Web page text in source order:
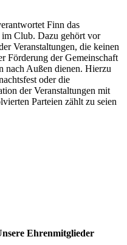
Finn das
im Club. Dazu gehört vor
Veranstaltungen, die keinen
Förderung der Gemeinschaft
nach Außen dienen. Hierzu
oder die
der Veranstaltungen mit
Parteien zählt zu seien
Ehrenmitglieder